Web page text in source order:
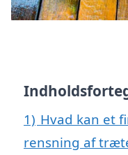
1) Hvad kan et
rensning af